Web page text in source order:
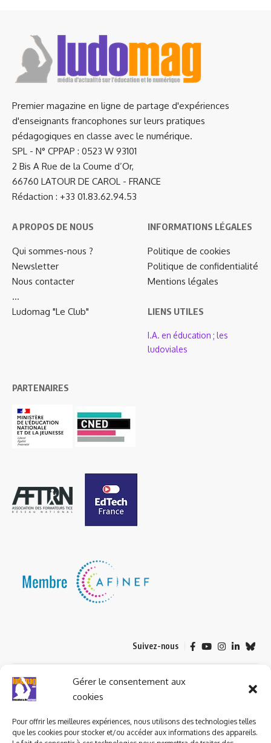
Gérer le consentement aux
cookies
Pour offrir les meilleures expériences, nous utilisons des technologies telles
que les cookies pour stocker et/ou accéder aux informations des appareils.
Premier magazine en ligne de partage d'expériences
d'enseignants francophones sur leurs pratiques
pédagogiques en classe avec le numérique.
SPL - N° CPPAP : 0523 W 93101
2 Bis A Rue de la Coume d’Or,
66760 LATOUR DE CAROL - FRANCE
Rédaction : +33 01.83.62.94.53
A PROPOS DE NOUS
Qui sommes-nous ?
Newsletter
Nous contacter
…
Ludomag "Le Club"
INFORMATIONS LÉGALES
Politique de cookies
Politique de confidentialité
Mentions légales
LIENS UTILES
I.A. en éducation ; les
ludoviales
PARTENAIRES
Suivez-nous
© 2023 ludomag.com édité et géré par WOOMEET SAS, powered by